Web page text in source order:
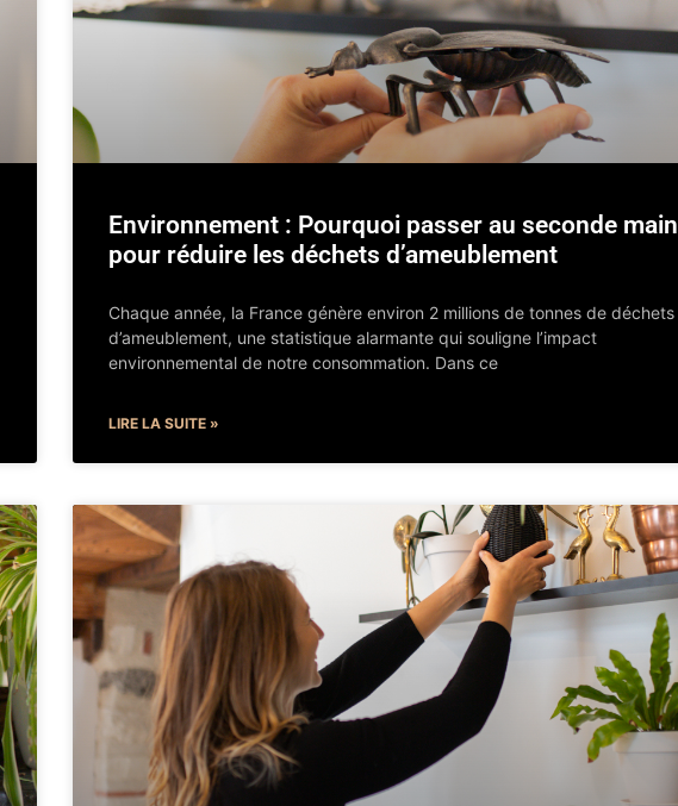
Environnement : Pourquoi passer au seconde main
pour réduire les déchets d’ameublement
Chaque année, la France génère environ 2 millions de tonnes de déchets
d’ameublement, une statistique alarmante qui souligne l’impact
environnemental de notre consommation. Dans ce
LIRE LA SUITE »